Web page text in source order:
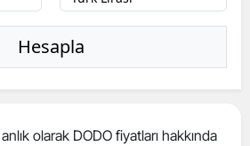
Çankırı
Çorum
Denizli
Hesapla
olarak DODO fiyatları hakkında